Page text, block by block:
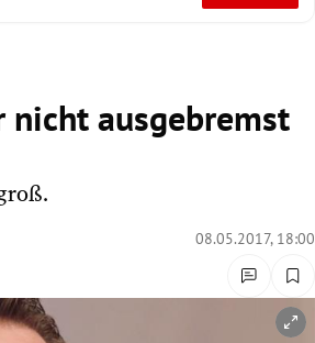
nicht ausgebremst
08.05.2017, 18:00